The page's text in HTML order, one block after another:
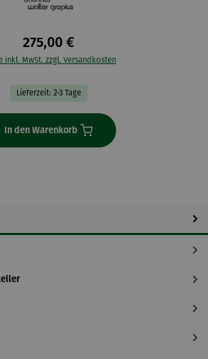
275,00 €
inkl. MwSt. zzgl. Versandkosten
Lieferzeit: 2-3 Tage
In den Warenkorb